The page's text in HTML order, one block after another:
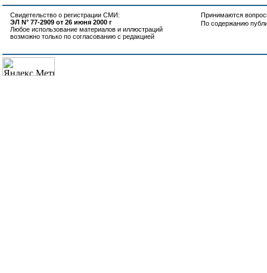
Свидетельство о регистрации СМИ:
ЭЛ N° 77-2909 от 26 июня 2000 г
Любое использование материалов и иллюстраций
возможно только по согласованию с редакцией
Принимаются
По содержанию